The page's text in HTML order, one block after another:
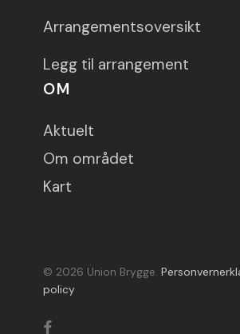
Arrangementsoversikt
Legg til arrangement
OM
Aktuelt
Om området
Kart
© 2026 Union Brygge.
policy
facebook